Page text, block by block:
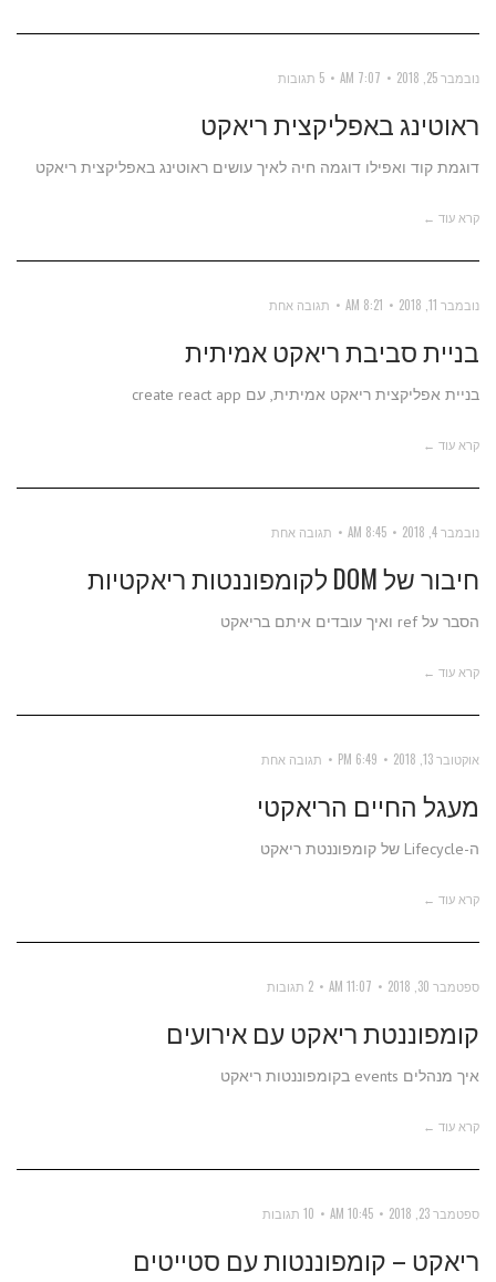
נובמבר 25, 2018 7:07 AM 5 תגובות
ראוטינג באפליקצית ריאקט
דוגמת קוד ואפילו דוגמה חיה לאיך עושים ראוטינג באפליקצית ריאקט
קרא עוד ←
נובמבר 11, 2018 8:21 AM תגובה אחת
בניית סביבת ריאקט אמיתית
בניית אפליקצית ריאקט אמיתית, עם create react app
קרא עוד ←
נובמבר 4, 2018 8:45 AM תגובה אחת
חיבור של DOM לקומפוננטות ריאקטיות
הסבר על ref ואיך עובדים איתם בריאקט
קרא עוד ←
אוקטובר 13, 2018 6:49 PM תגובה אחת
מעגל החיים הריאקטי
ה-Lifecycle של קומפוננטת ריאקט
קרא עוד ←
ספטמבר 30, 2018 11:07 AM 2 תגובות
קומפוננטת ריאקט עם אירועים
איך מנהלים events בקומפוננטות ריאקט
קרא עוד ←
ספטמבר 23, 2018 10:45 AM 10 תגובות
ריאקט – קומפוננטות עם סטייטים